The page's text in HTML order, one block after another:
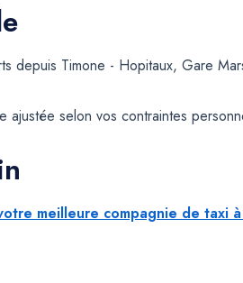
depuis Timone - Hopitaux, Gare
selon vos contraintes
meilleure compagnie de taxi